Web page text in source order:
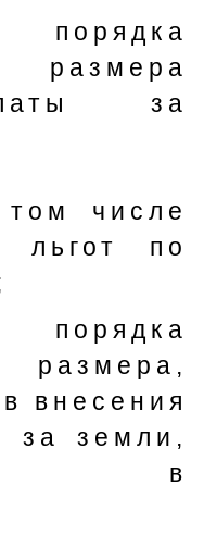
порядка
размера
за
числе
льгот по
порядка
внесения
за земли,
в